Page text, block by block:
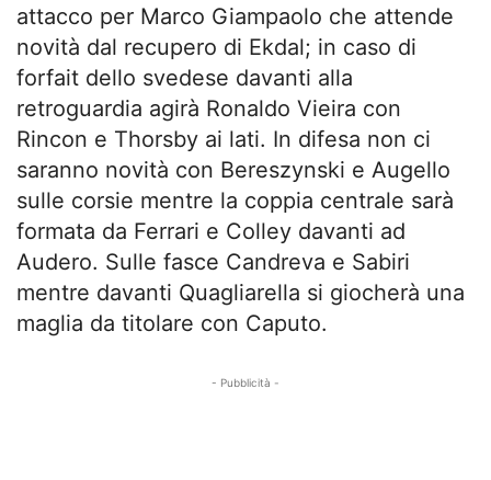
attacco per Marco Giampaolo che attende
novità dal recupero di Ekdal; in caso di
forfait dello svedese davanti alla
retroguardia agirà Ronaldo Vieira con
Rincon e Thorsby ai lati. In difesa non ci
saranno novità con Bereszynski e Augello
sulle corsie mentre la coppia centrale sarà
formata da Ferrari e Colley davanti ad
Audero. Sulle fasce Candreva e Sabiri
mentre davanti Quagliarella si giocherà una
maglia da titolare con Caputo.
- Pubblicità -